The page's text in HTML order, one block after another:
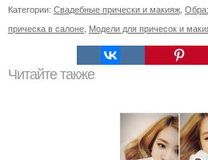
Категории: Свадебные прически и макияж
прическа в салоне Модели для причесок и
Читайте также